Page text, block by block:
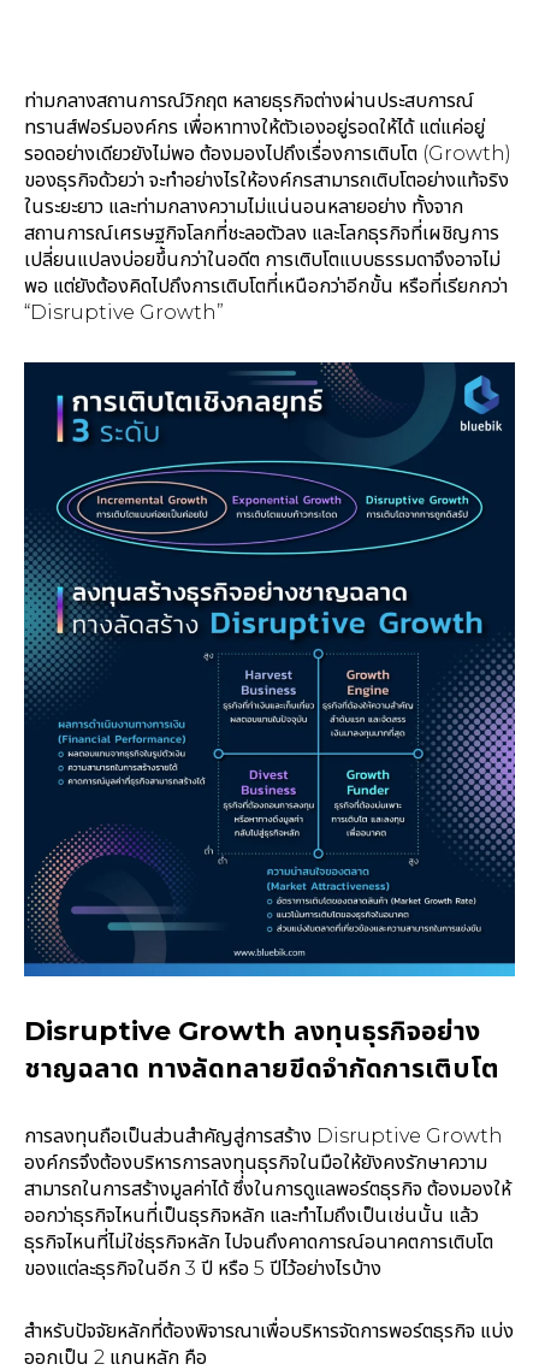
ท่ามกลางสถานการณ์วิกฤต หลายธุรกิจต่างผ่านประสบการณ์
ทรานส์ฟอร์มองค์กร เพื่อหาทางให้ตัวเองอยู่รอดให้ได้ แต่แค่อยู่
รอดอย่างเดียวยังไม่พอ ต้องมองไปถึงเรื่องการเติบโต (Growth)
ของธุรกิจด้วยว่า จะทำอย่างไรให้องค์กรสามารถเติบโตอย่างแท้จริง
ในระยะยาว และท่ามกลางความไม่แน่นอนหลายอย่าง ทั้งจาก
สถานการณ์เศรษฐกิจโลกที่ชะลอตัวลง และโลกธุรกิจที่เผชิญการ
เปลี่ยนแปลงบ่อยขึ้นกว่าในอดีต การเติบโตแบบธรรมดาจึงอาจไม่
พอ แต่ยังต้องคิดไปถึงการเติบโตที่เหนือกว่าอีกขั้น หรือที่เรียกกว่า
“Disruptive Growth”
Disruptive Growth ลงทุนธุรกิจอย่าง
ชาญฉลาด ทางลัดทลายขีดจำกัดการเติบโต
การลงทุนถือเป็นส่วนสำคัญสู่การสร้าง Disruptive Growth
องค์กรจึงต้องบริหารการลงทุนธุรกิจในมือให้ยังคงรักษาความ
สามารถในการสร้างมูลค่าได้ ซึ่งในการดูแลพอร์ตธุรกิจ ต้องมองให้
ออกว่าธุรกิจไหนที่เป็นธุรกิจหลัก และทำไมถึงเป็นเช่นนั้น แล้ว
ธุรกิจไหนที่ไม่ใช่ธุรกิจหลัก ไปจนถึงคาดการณ์อนาคตการเติบโต
ของแต่ละธุรกิจในอีก 3 ปี หรือ 5 ปีไว้อย่างไรบ้าง
สำหรับปัจจัยหลักที่ต้องพิจารณาเพื่อบริหารจัดการพอร์ตธุรกิจ แบ่ง
ออกเป็น 2 แกนหลัก คือ